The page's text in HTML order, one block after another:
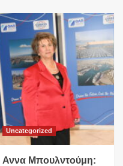
Uncategorized
Αννα Μπουλντούμη: